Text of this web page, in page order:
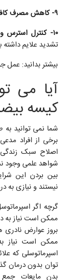
۹- کاهش مصرف کافیین:
۱۰- کنترل استرس و مدیتیشن:
تشدید علایم داشته
بیشتر بدانید: عمل
آیا می
کیسه
شما نمی توانید به
برخی از افراد
اصلاح سبک
شواهد علمی وجود
بین بردن این
نیستند و نیازی به
گرچه اگر
ممکن است نیاز به
بروز عوارض
ممکن است نیاز
اسپرماتوسلی که
توان بدون درمان
بدن مایعات